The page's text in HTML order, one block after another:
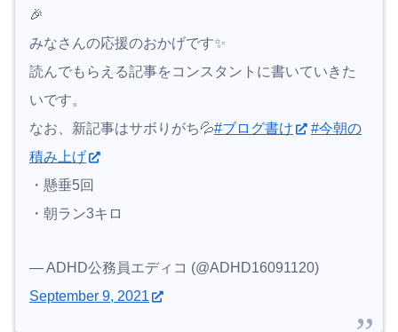
🎉
みなさんの応援のおかげです✨
読んでもらえる記事をコンスタントに書いていきた
いです。
なお、新記事はサボりがち💦#ブログ書け
#今朝の
積み上げ
・懸垂5回
・朝ラン3キロ
— ADHD公務員エディコ (@ADHD16091120)
September 9, 2021